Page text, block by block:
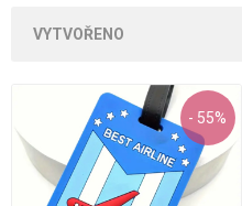
- 55%